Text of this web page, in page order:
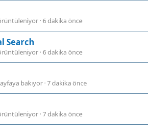
6 dakika önce
Search
6 dakika önce
bakıyor 7 dakika önce
7 dakika önce